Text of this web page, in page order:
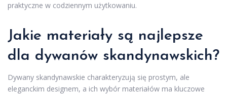
praktyczne w codziennym użytkowaniu.
Jakie materiały są najlepsze
dla dywanów skandynawskich?
Dywany skandynawskie charakteryzują się prostym, ale
eleganckim designem, a ich wybór materiałów ma kluczowe